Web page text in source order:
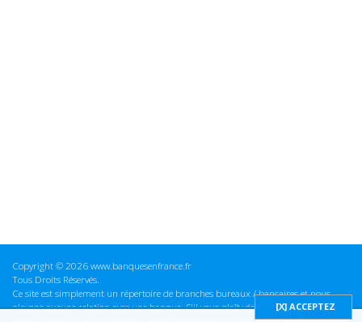
Copyright © 2026 www.banquesenfrance.fr
Tous Droits Réservés.
Ce site est simplement un répertoire de branches bureaux / bancaires et nous
n'avons aucune relation avec une banque. S'il vous plaît vérifier ces informations